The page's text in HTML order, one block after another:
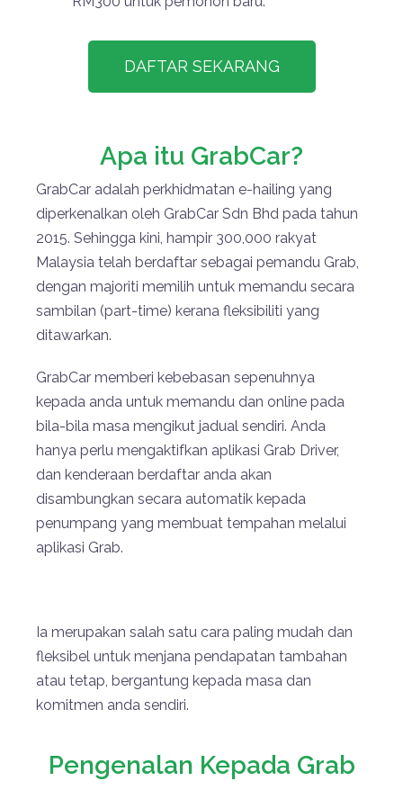
DAFTAR SEKARANG
Apa itu GrabCar?
GrabCar adalah perkhidmatan e-hailing yang
diperkenalkan oleh GrabCar Sdn Bhd pada tahun
2015. Sehingga kini, hampir 300,000 rakyat
Malaysia telah berdaftar sebagai pemandu Grab,
dengan majoriti memilih untuk memandu secara
sambilan (part-time) kerana fleksibiliti yang
ditawarkan.
GrabCar memberi kebebasan sepenuhnya
kepada anda untuk memandu dan online pada
bila-bila masa mengikut jadual sendiri. Anda
hanya perlu mengaktifkan aplikasi Grab Driver,
dan kenderaan berdaftar anda akan
disambungkan secara automatik kepada
penumpang yang membuat tempahan melalui
aplikasi Grab.
Ia merupakan salah satu cara paling mudah dan
fleksibel untuk menjana pendapatan tambahan
atau tetap, bergantung kepada masa dan
komitmen anda sendiri.
Pengenalan Kepada Grab